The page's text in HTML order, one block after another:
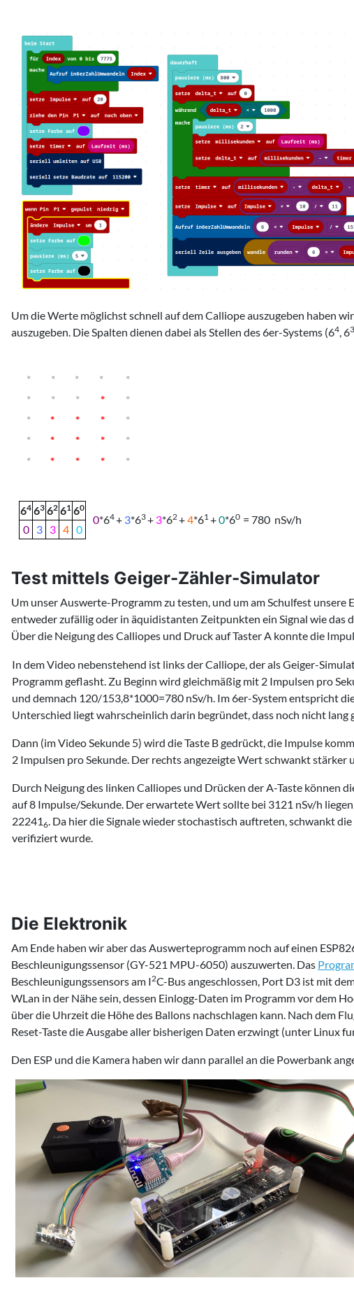
Um die Werte möglichst schnell auf dem Calliope auszugeben haben
auszugeben. Die Spalten dienen dabei als Stellen des 6er-Systems (64, 63
* * * *
*
*
* * *
*
*
* * *
*
*
* * *
*
*
* * * *
64 63 62 61 60
0 3 3 4 0
0*64+ 3*63+ 3*62+4*61+0*60 = 780 nSv/h
Test mittels Geiger-Zähler-Simulator
Um unser Auswerte-Programm zu testen, und um am Schulfest
entweder zufällig oder in äquidistanten Zeitpunkten ein Signal wie
Über die Neigung des Calliopes und Druck auf Taster A konnte die
In dem Video nebenstehend ist links der Calliope, der als Geiger-
Programm geflasht. Zu Beginn wird gleichmäßig mit 2 Impulsen pro
und demnach 120/153,8*1000=780 nSv/h. Im 6er-System entspricht
Unterschied liegt wahrscheinlich darin begründet, dass noch nicht lang
Dann (im Video Sekunde 5) wird die Taste B gedrückt, die Impulse
2 Impulsen pro Sekunde. Der rechts angezeigte Wert schwankt stärker
Durch Neigung des linken Calliopes und Drücken der A-Taste können
auf 8 Impulse/Sekunde. Der erwartete Wert sollte bei 3121 nSv/h
222416. Da hier die Signale wieder stochastisch auftreten, schwankt
verifiziert wurde.
Die Elektronik
Am Ende haben wir aber das Auswerteprogramm noch auf einen
Beschleunigungssensor (GY-521 MPU-6050) auszuwerten. Das
Beschleunigungssensors am I2C-Bus angeschlossen, Port D3 ist mit
WLan in der Nähe sein, dessen Einlogg-Daten im Programm vor dem
über die Uhrzeit die Höhe des Ballons nachschlagen kann. Nach dem
Reset-Taste die Ausgabe aller bisherigen Daten erzwingt (unter Linux
Den ESP und die Kamera haben wir dann parallel an die Powerbank